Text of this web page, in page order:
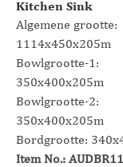
Kitchen Sink
Algemene grootte:
1114x450x205m
Bowlgrootte-1:
350x400x205m
Bowlgrootte-2:
350x400x205m
Bordgrootte:
Item No.: